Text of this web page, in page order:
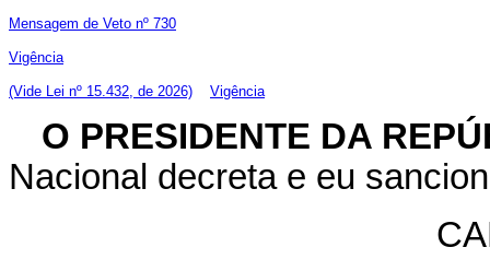
Mensagem de Veto nº 730
Vigência
(Vide Lei nº 15.432, de 2026) Vigência
O PRESIDENTE DA
Nacional decreta e eu